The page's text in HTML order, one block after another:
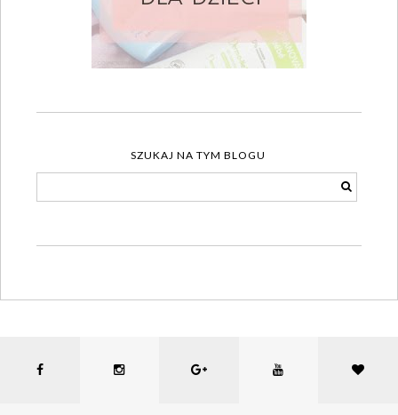
SZUKAJ NA TYM BLOGU